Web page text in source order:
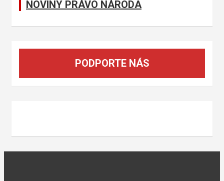
NOVINY PRÁVO NÁRODA
PODPORTE NÁS